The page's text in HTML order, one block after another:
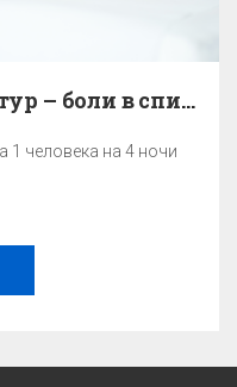
5-дневный лечебный тур – боли в спине
1 человека на 4 ночи